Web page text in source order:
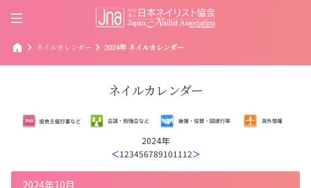
home chevron_right ネイルカレンダー chevron_right 2024年 ネイルカレンダー
ネイルカレンダー
2024年
＜1234567891011 12＞
2024年10月